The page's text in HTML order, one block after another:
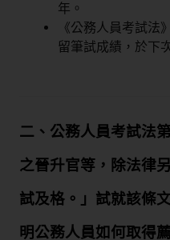
年。
《公務人員考試法
留筆試成績，於下
二、公務人員考試法
之晉升官等，除法律
試及格。」試就該條
明公務人員如何取得